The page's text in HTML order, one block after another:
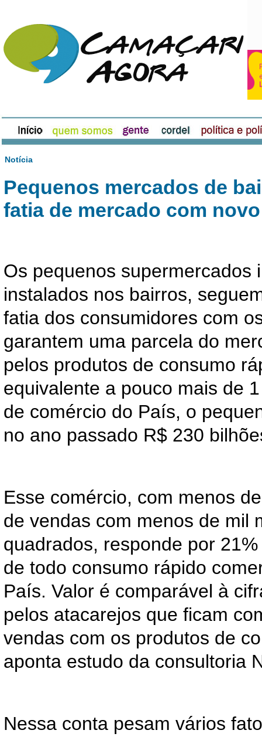
Notícia
Pequenos mercados de
fatia de mercado com
Os pequenos supermercados
instalados nos bairros,
fatia dos consumidores com
garantem uma parcela do
pelos produtos de consumo
equivalente a pouco mais de
de comércio do País, o
no ano passado R$ 230
Esse comércio, com menos
de vendas com menos de mil
quadrados, responde por
de todo consumo rápido
País. Valor é comparável à
pelos atacarejos que ficam
vendas com os produtos de
aponta estudo da consultoria
Nessa conta pesam vários